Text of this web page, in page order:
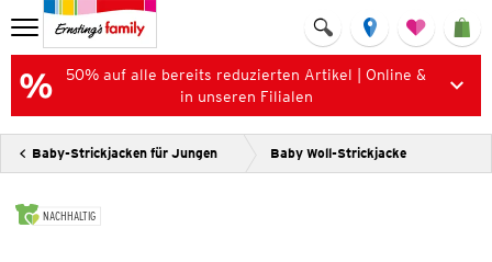
50% auf alle bereits reduzierten Artikel | Online &
in unseren Filialen
Baby-Strickjacken für Jungen Baby Woll-Strickjacke
NACHHALTIG